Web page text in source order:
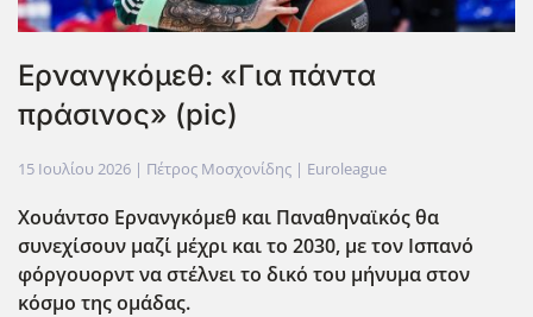
Ερνανγκόμεθ: «Για πάντα
πράσινος» (pic)
15 Ιουλίου 2026 | Πέτρος Μοσχονίδης | Euroleague
Χουάντσο Ερνανγκόμεθ και Παναθηναϊκός θα
συνεχίσουν μαζί μέχρι και το 2030, με τον Ισπανό
φόργουορντ να στέλνει το δικό του μήνυμα στον
κόσμο της ομάδας.